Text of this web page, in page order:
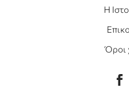
Η
Όροι